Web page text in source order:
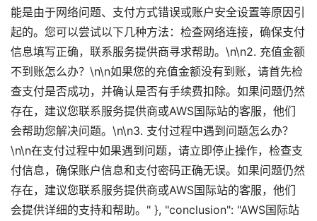
能是由于网络问题、支付方式错误或账户安全设置等原因引
起的。您可以尝试以下几种方法：检查网络连接，确保支付
信息填写正确，联系服务提供商寻求帮助。\n\n2. 充值金额
不到账怎么办？\n\n如果您的充值金额没有到账，请首先检
查支付是否成功，并确认是否有手续费扣除。如果问题仍然
存在，建议您联系服务提供商或AWS国际站的客服，他们
会帮助您解决问题。\n\n3. 支付过程中遇到问题怎么办？
\n\n在支付过程中如果遇到问题，请立即停止操作，检查支
付信息，确保账户信息和支付密码正确无误。如果问题仍然
存在，建议您联系服务提供商或AWS国际站的客服，他们
会提供详细的支持和帮助。" }, "conclusion": "AWS国际站